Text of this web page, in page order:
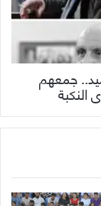
جمعهم
النكبة